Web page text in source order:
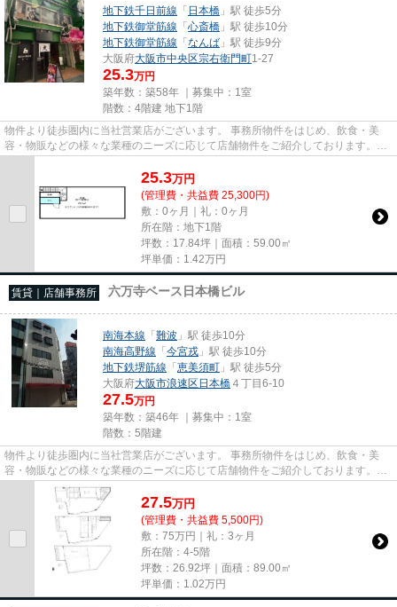
地下鉄千日前線 「 日本橋 」駅 徒歩5分
地下鉄御堂筋線 「心斎橋 」駅 徒歩10分
地下鉄御堂筋線 「なんば 」駅 徒歩9分
大阪府大阪市中央区宗右衛門町1-27
25.3万円
築年数：築58年 ｜募集中： 1室
階数：4階建 地下1階
物件より徒歩圏内に当社営業店がございます。 事務所物件をはじめ、飲食・美
容・物販などの様々な業種のニーズに応じて店舗物件をご紹介しております。
尚、弊社ではおとり広告は一切...
25.3万円
(管理費・共益費 25,300円)
敷：0ヶ月｜礼：0ヶ月
所在階：地下1階
坪数：17.84坪｜面積：59.00㎡
坪単価： 1.42万円
賃貸｜店舗事務所 六万寺ベース日本橋ビル
南海本線 「難波 」駅 徒歩10分
南海高野線 「今宮戎 」駅 徒歩10分
地下鉄堺筋線 「恵美須町 」駅 徒歩5分
大阪府大阪市浪速区日本橋 ４丁目6-10
27.5万円
築年数：築46年 ｜募集中： 1室
階数：5階建
物件より徒歩圏内に当社営業店がございます。 事務所物件をはじめ、飲食・美
容・物販などの様々な業種のニーズに応じて店舗物件をご紹介しております。
尚、弊社ではおとり広告は一切...
27.5万円
(管理費・共益費 5,500円)
敷：75万円｜礼：3ヶ月
所在階：4-5階
坪数：26.92坪｜面積：89.00㎡
坪単価： 1.02万円